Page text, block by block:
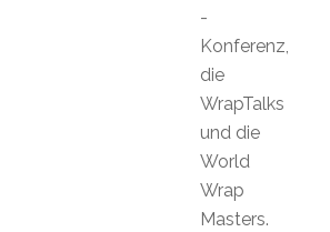
-
Konferenz,
die
WrapTalks
und die
World
Wrap
Masters.